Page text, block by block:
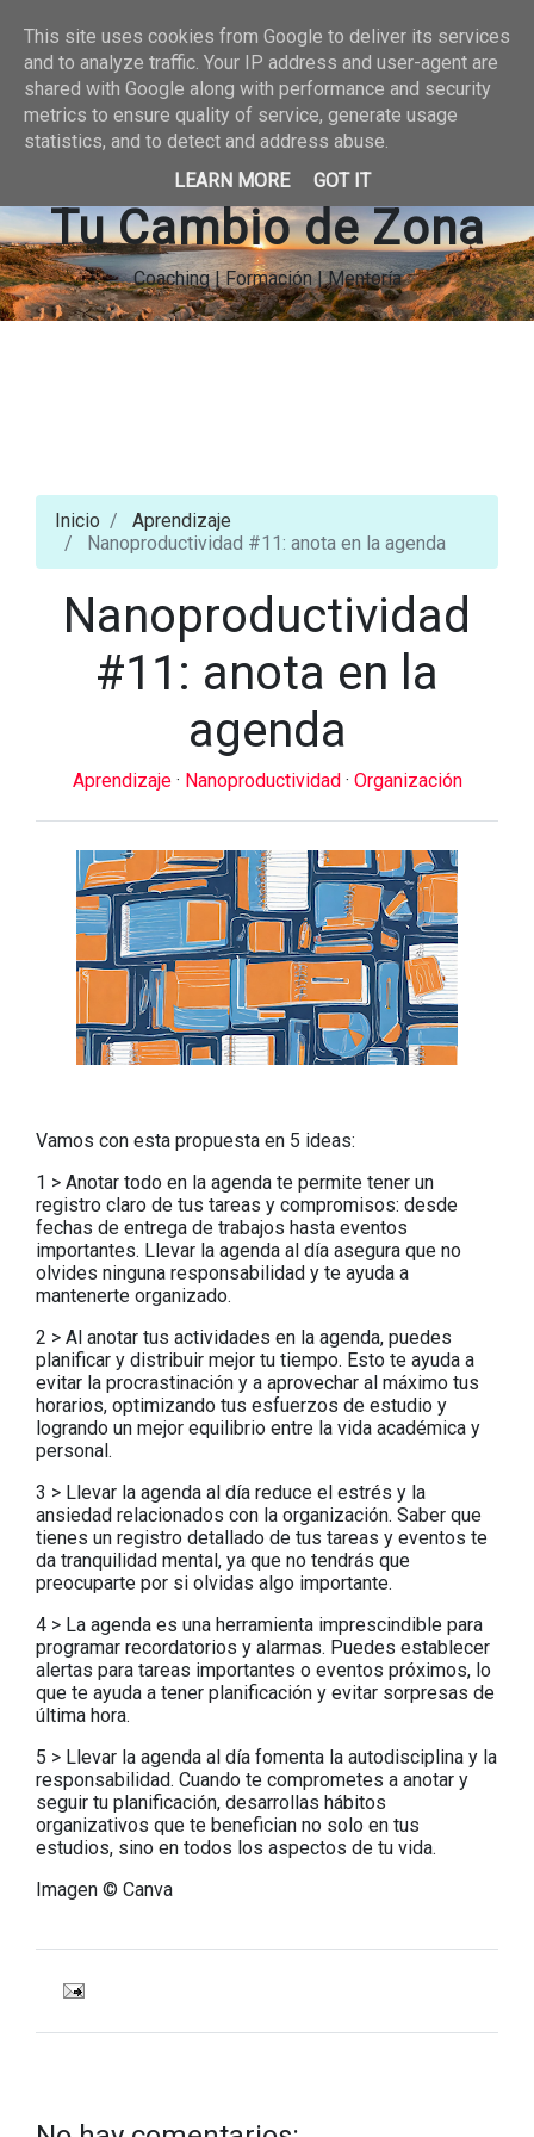
Tu Cambio de Zona
Coaching | Formación | Mentoría
Inicio
Aprendizaje
Nanoproductividad #11: anota en la agenda
Nanoproductividad
#11: anota en la
agenda
Aprendizaje · Nanoproductividad · Organización
Vamos con esta propuesta en 5 ideas:
1 > Anotar todo en la agenda te permite tener un
registro claro de tus tareas y compromisos: desde
fechas de entrega de trabajos hasta eventos
importantes. Llevar la agenda al día asegura que no
olvides ninguna responsabilidad y te ayuda a
mantenerte organizado.
2 > Al anotar tus actividades en la agenda, puedes
planificar y distribuir mejor tu tiempo. Esto te ayuda a
evitar la procrastinación y a aprovechar al máximo tus
horarios, optimizando tus esfuerzos de estudio y
logrando un mejor equilibrio entre la vida académica y
personal.
3 > Llevar la agenda al día reduce el estrés y la
ansiedad relacionados con la organización. Saber que
tienes un registro detallado de tus tareas y eventos te
da tranquilidad mental, ya que no tendrás que
preocuparte por si olvidas algo importante.
4 > La agenda es una herramienta imprescindible para
programar recordatorios y alarmas. Puedes establecer
alertas para tareas importantes o eventos próximos, lo
que te ayuda a tener planificación y evitar sorpresas de
última hora.
5 > Llevar la agenda al día fomenta la autodisciplina y la
responsabilidad. Cuando te comprometes a anotar y
seguir tu planificación, desarrollas hábitos
organizativos que te benefician no solo en tus
estudios, sino en todos los aspectos de tu vida.
Imagen © Canva
This site uses cookies from Google to deliver its services
and to analyze traffic. Your IP address and user-agent are
shared with Google along with performance and security
metrics to ensure quality of service, generate usage
statistics, and to detect and address abuse.
LEARN MORE
GOT IT